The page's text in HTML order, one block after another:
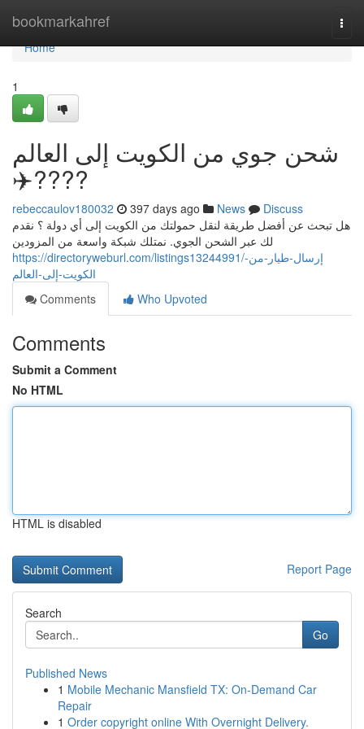
bookmarkahref
Home
Home
1
شحن جوي من الكويت إلى العالم
✈️????
rebeccaulov180032 397 days ago News
Discuss
هل تبحث عن أفضل طريقة لنقل حمولتك من الكويت إلى أي دولة ؟ نقدم
لك عبر الشحن الجوي. نمتلك شبكة واسعة من المزودين
https://directoryweburl.com/listings13244991/إرسال-طيار-من-
الكويت-إلى-العالم
Comments
Who Upvoted
Comments
Submit a Comment
No HTML
HTML is disabled
Report Page
Search
Go
Published News
1 Mobile Mechanic Mansfield TX: On-Demand Car
Repair
1 Order copyright online With Overnight Delivery.